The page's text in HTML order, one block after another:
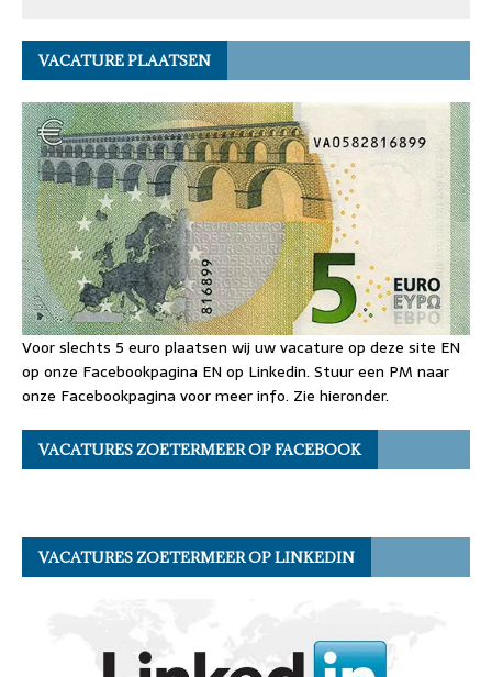
VACATURE PLAATSEN
Voor slechts 5 euro plaatsen wij uw vacature op deze site EN
op onze Facebookpagina EN op Linkedin. Stuur een PM naar
onze Facebookpagina voor meer info. Zie hieronder.
VACATURES ZOETERMEER OP FACEBOOK
VACATURES ZOETERMEER OP LINKEDIN